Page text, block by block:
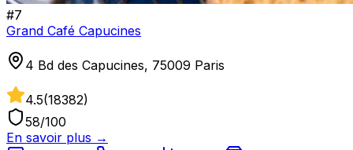
#7
Grand Café Capucines
4 Bd des Capucines, 75009 Paris
4.5(18382)
58/100
En savoir plus →